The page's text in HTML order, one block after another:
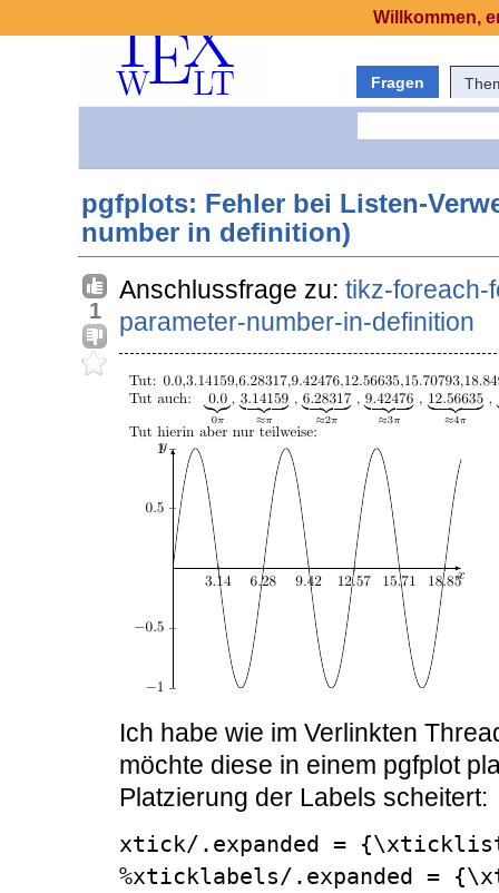
Fragen
pgfplots: Fehler bei Listen-
number in definition)
1
Anschlussfrage zu: tikz-foreach-
parameter-number-in-definition
Ich habe wie im Verlinkten
möchte diese in einem pgfplot
Platzierung der Labels scheitert:
xtick/.expanded =
%xticklabels/.expanded =
Willkommen,